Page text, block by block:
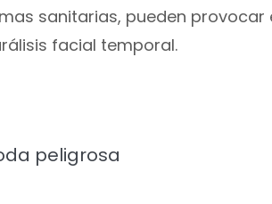
sanitarias, pueden
facial temporal.
peligrosa